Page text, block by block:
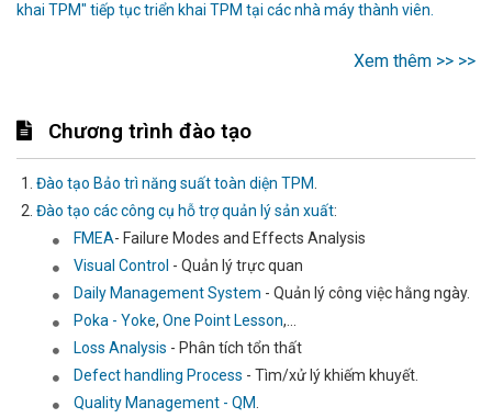
khai TPM" tiếp tục triển khai TPM tại các nhà máy thành viên.
Xem thêm >> >>
Chương trình đào tạo
Đào tạo Bảo trì năng suất toàn diện TPM
Đào tạo các công cụ hỗ trợ quản lý sản xuất:
FMEA- Failure Modes and Effects Analysis
Visual Control - Quản lý trực quan
Daily Management System - Quản lý công việc hằng ngày.
Poka - Yoke, One Point Lesson,...
Loss Analysis - Phân tích tổn thất
Defect handling Process - Tìm/xử lý khiếm khuyết.
Quality Management - QM